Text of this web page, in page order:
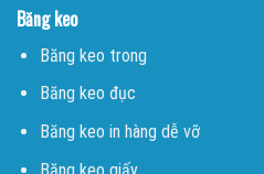
Băng keo
Băng keo trong
Băng keo đục
Băng keo in hàng dễ vỡ
Băng keo giấy